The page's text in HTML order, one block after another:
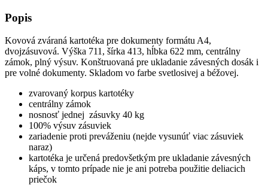
Popis
Kovová zváraná kartotéka pre dokumenty formátu A4,
dvojzásuvová. Výška 711, šírka 413, hĺbka 622 mm, centrálny
zámok, plný výsuv. Konštruovaná pre ukladanie závesných dosák i
pre volné dokumenty. Skladom vo farbe svetlosivej a béžovej.
zvarovaný korpus kartotéky
centrálny zámok
nosnosť jednej zásuvky 40 kg
100% výsuv zásuviek
zariadenie proti preváženiu (nejde vysunúť viac zásuviek
naraz)
kartotéka je určená predovšetkým pre ukladanie závesných
káps, v tomto prípade nie je ani potreba použitie deliacich
priečok